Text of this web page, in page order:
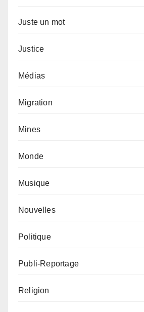
Juste un mot
Justice
Médias
Migration
Mines
Monde
Musique
Nouvelles
Politique
Publi-Reportage
Religion